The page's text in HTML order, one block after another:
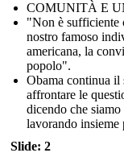
COMUNITÀ E
"Non è sufficiente
nostro famoso
americana, la
popolo".
Obama continua il
affrontare le
dicendo che
lavorando insieme
Slide: 2